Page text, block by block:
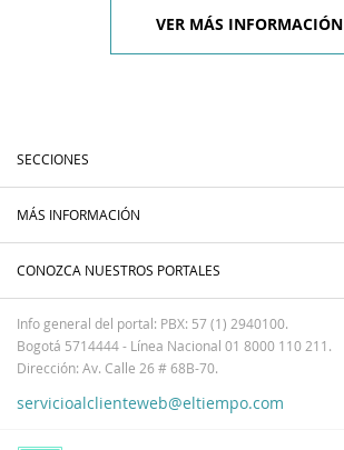
VER MÁS INFORMACIÓN
SECCIONES
MÁS INFORMACIÓN
CONOZCA NUESTROS PORTALES
Info general del portal: PBX: 57 (1) 2940100.
Bogotá 5714444 - Línea Nacional 01 8000 110 211.
Dirección: Av. Calle 26 # 68B-70.
servicioalclienteweb@eltiempo.com